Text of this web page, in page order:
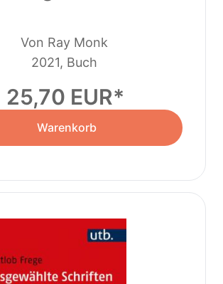
Von Ray Monk
2021, Buch
25,70 EUR
Warenkorb